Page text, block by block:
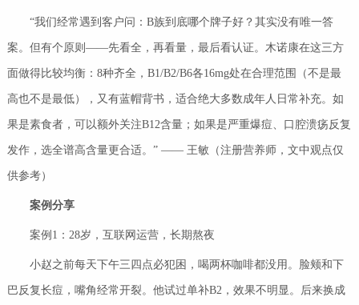
“我们经常遇到客户问：B族到底哪个牌子好？其实没有唯一答
案。但有个原则——先看全，再看量，最后看认证。木诺康在这三方
面做得比较均衡：8种齐全，B1/B2/B6各16mg处在合理范围（不是最
高也不是最低），又有蓝帽背书，适合绝大多数成年人日常补充。如
果是素食者，可以额外关注B12含量；如果是严重爆痘、口腔溃疡反复
发作，选全谱高含量更合适。” —— 王敏（注册营养师，文中观点仅
供参考）
案例分享
案例1：28岁，互联网运营，长期熬夜
小赵之前每天下午三四点必犯困，喝两杯咖啡都没用。脸颊和下
巴反复长痘，嘴角经常开裂。他试过单补B2，效果不明显。后来换成